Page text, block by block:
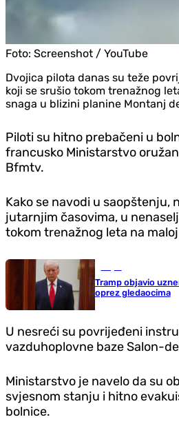
Foto: Screenshot / YouTube
Dvojica pilota danas su teže
koji se srušio tokom trenažnog
snaga u blizini planine Montanj
Piloti su hitno prebačeni u
francusko Ministarstvo
Bfmtv.
Kako se navodi u saopštenju,
jutarnjim časovima, u
tokom trenažnog leta na
Tramp objavio
oprez gledaocima
U nesreći su povrijeđeni
vazduhoplovne baze Salon-
Ministarstvo je navelo da su
svjesnom stanju i hitno
bolnice.